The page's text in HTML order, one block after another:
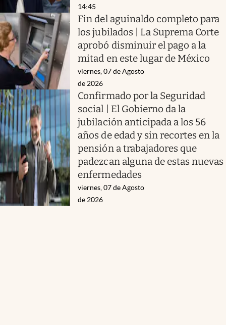
14:45
Fin del aguinaldo completo para
los jubilados | La Suprema Corte
aprobó disminuir el pago a la
mitad en este lugar de México
viernes, 07 de Agosto
de 2026
Confirmado por la Seguridad
social | El Gobierno da la
jubilación anticipada a los 56
años de edad y sin recortes en la
pensión a trabajadores que
padezcan alguna de estas nuevas
enfermedades
viernes, 07 de Agosto
de 2026